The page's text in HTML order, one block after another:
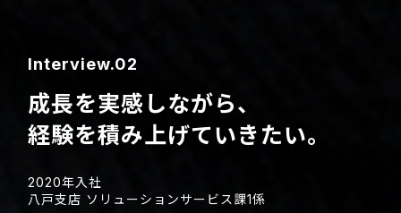
Interview.02
成長を実感しながら、
経験を積み上げていきたい。
2020年入社
八戸支店 ソリューションサービス課1係